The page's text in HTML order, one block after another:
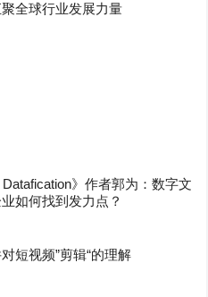
全球行业发展力量
Datafication》作者郭为：数字文
如何找到发力点？
短视频”剪辑“的理解